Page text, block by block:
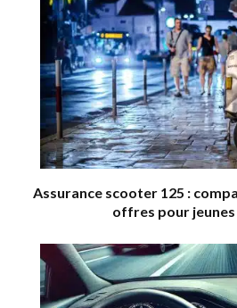
Assurance scooter 125 :
offres pour